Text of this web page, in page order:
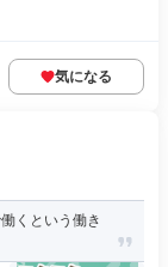
気になる
くという働き